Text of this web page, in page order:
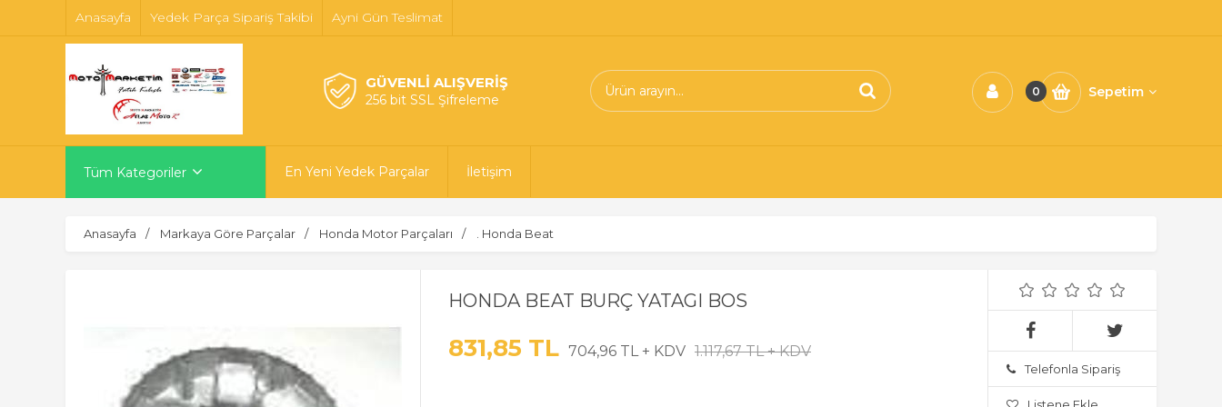
Anasayfa Yedek Parça Sipariş Takibi Ayni Gün Teslimat
GÜVENLİ ALIŞVERİŞ
256 bit SSL Şifreleme
0 Sepetim
Tüm Kategoriler En Yeni Yedek Parçalar İletişim
Anasayfa Markaya Göre Parçalar Honda Motor Parçaları . Honda Beat
HONDA BEAT BURÇ YATAGI BOS
831,85 TL 704,96 TL + KDV 1.117,67 TL + KDV
Telefonla Sipariş